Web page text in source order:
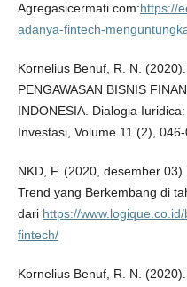
Agregasicermati.com:https://
adanya-fintech-
Kornelius Benuf, R. N.
PENGAWASAN BISNIS
INDONESIA. Dialogia
Investasi, Volume 11 (2),
NKD, F. (2020, desember
Trend yang Berkembang di
dari https://
fintech/
Kornelius Benuf, R. N.